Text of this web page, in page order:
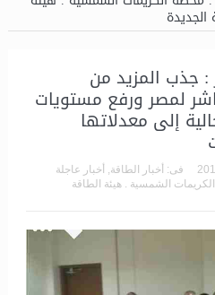
: جذب المزيد من
لمصر ورفع مستويات
إلى معدلاتها
فى: أخبار الطاقة
أخبار عاجلة
الشمسية . هيئة الطاقة